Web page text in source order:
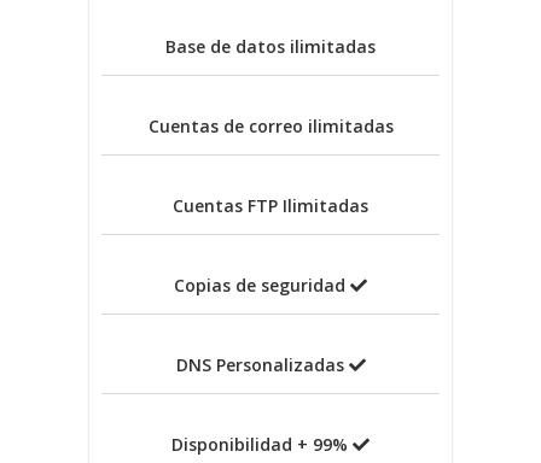
Base de datos ilimitadas
Cuentas de correo ilimitadas
Cuentas FTP Ilimitadas
Copias de seguridad
DNS Personalizadas
Disponibilidad + 99%